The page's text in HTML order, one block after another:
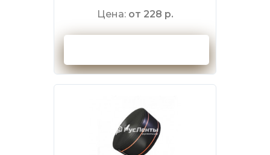
Цена: от 228 р.